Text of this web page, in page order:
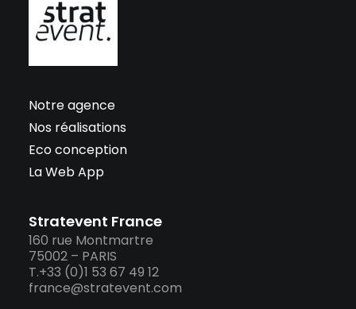
Notre agence
Nos réalisations
Eco conception
La Web App
Stratevent France
160 rue Montmartre
75002 – PARIS
T.+33 (0)1 53 67 49 12
france@stratevent.com